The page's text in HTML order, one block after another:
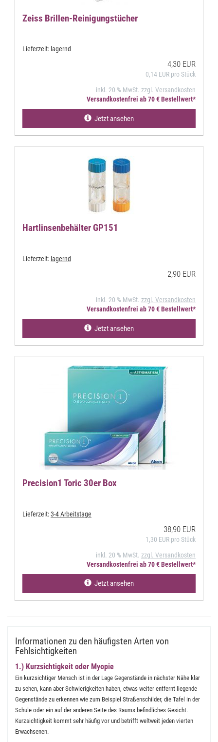
Zeiss Brillen-Reinigungstücher
Lieferzeit: lagernd
4,30 EUR
0,14 EUR pro Stück
inkl. 20 % MwSt. zzgl. Versandkosten
Versandkostenfrei ab 70 € Bestellwert*
Jetzt ansehen
Hartlinsenbehälter GP151
Lieferzeit: lagernd
2,90 EUR
inkl. 20 % MwSt. zzgl. Versandkosten
Versandkostenfrei ab 70 € Bestellwert*
Jetzt ansehen
Precision1 Toric 30er Box
Lieferzeit:3-4 Arbeitstage
38,90 EUR
1,30 EUR pro Stück
inkl. 20 % MwSt. zzgl. Versandkosten
Versandkostenfrei ab 70 € Bestellwert*
Jetzt ansehen
Informationen zu den häufigsten Arten von
Fehlsichtigkeiten
1.) Kurzsichtigkeit oder Myopie
Ein kurzsichtiger Mensch ist in der Lage Gegenstände in nächster Nähe klar
zu sehen, kann aber Schwierigkeiten haben, etwas weiter entfernt liegende
Gegenstände zu erkennen wie zum Beispiel Straßenschilder, die Tafel in der
Schule oder ein auf der anderen Seite des Raums befindliches Gesicht.
Kurzsichtigkeit kommt sehr häufig vor und betrifft weltweit jeden vierten
Erwachsenen.